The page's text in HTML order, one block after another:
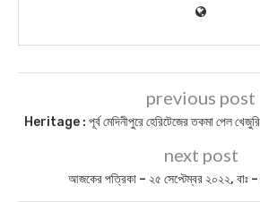
previous post
Heritage : পূর্ব মেদিনীপুরে হেরিটেজের তকমা পেল
next post
আজকের পত্রিকা – ২৫ সেপ্টেম্বর ২০২২, বাঃ